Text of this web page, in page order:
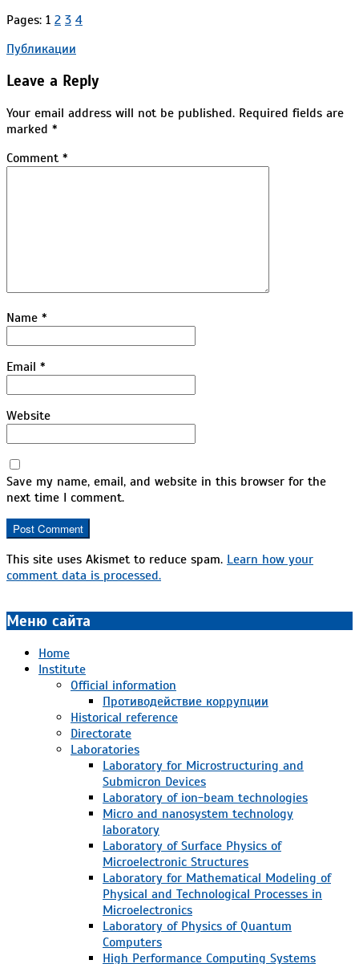
Pages: 1 2 3 4
2021-
04
Публикации
Leave a Reply
Your email address will not be published. Required fields are
marked *
Comment *
Name *
Email *
Website
Save my name, email, and website in this browser for the
next time I comment.
This site uses Akismet to reduce spam. Learn how your
comment data is processed.
Меню сайта
Home
Institute
Official information
Противодействие коррупции
Historical reference
Directorate
Laboratories
Laboratory for Microstructuring and
Submicron Devices
Laboratory of ion-beam technologies
Micro and nanosystem technology
laboratory
Laboratory of Surface Physics of
Microelectronic Structures
Laboratory for Mathematical Modeling of
Physical and Technological Processes in
Microelectronics
Laboratory of Physics of Quantum
Computers
High Performance Computing Systems